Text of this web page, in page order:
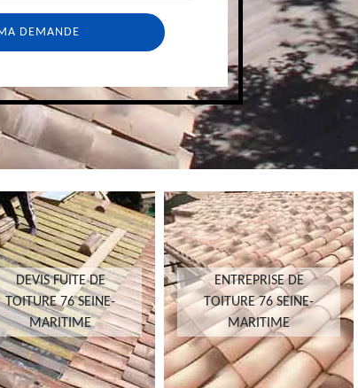
DEVIS FUITE DE
TOITURE 76 SEINE-
MARITIME
ENTREPRISE DE
TOITURE 76 SEINE-
MARITIME